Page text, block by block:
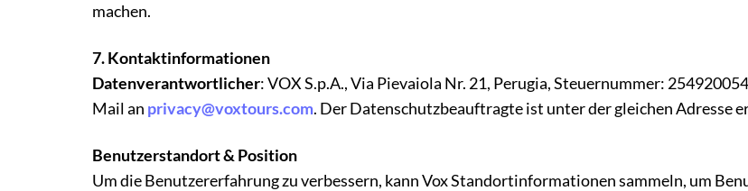
machen.
7. Kontaktinformationen
Datenverantwortlicher: VOX S.p.A., Via Pievaiola Nr. 21, Perugia, Steuernummer:
Mail an privacy@voxtours.com. Der Datenschutzbeauftragte ist unter der gleichen Adresse
Benutzerstandort & Position
Um die Benutzererfahrung zu verbessern, kann Vox Standortinformationen sammeln, um